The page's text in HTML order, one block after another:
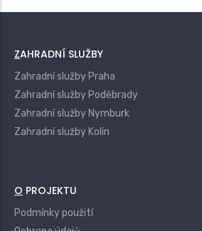
ZAHRADNÍ SLUŽBY
Zahradní služby Praha
Zahradní služby Poděbrady
Zahradní služby Nymburk
Zahradní služby Kolín
O PROJEKTU
Podmínky použití